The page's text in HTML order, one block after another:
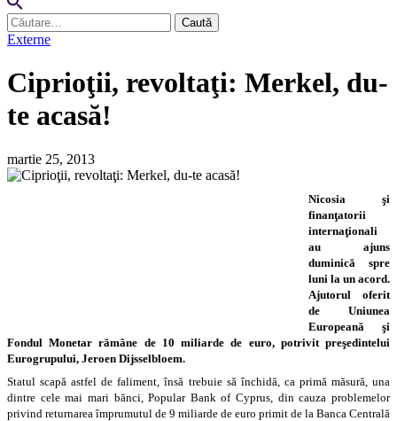
Caută
după:
Externe
Ciprioţii, revoltaţi: Merkel, du-
te acasă!
martie 25, 2013
Nicosia şi
finanţatorii
internaţionali
au ajuns
duminică spre
luni la un acord.
Ajutorul oferit
de Uniunea
Europeană şi
Fondul Monetar rămâne de 10 miliarde de euro, potrivit preşedintelui
Eurogrupului, Jeroen Dijsselbloem.
Statul scapă astfel de faliment, însă trebuie să închidă, ca primă măsură, una
dintre cele mai mari bănci, Popular Bank of Cyprus, din cauza problemelor
privind returnarea împrumutul de 9 miliarde de euro primit de la Banca Centrală